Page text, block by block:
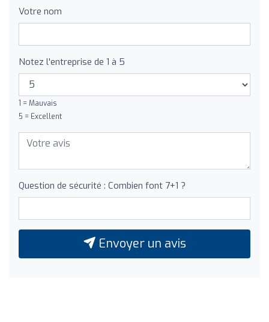
Votre nom
Notez l'entreprise de 1 à 5
1 = Mauvais
5 = Excellent
Question de sécurité : Combien font 7+1 ?
Envoyer un avis